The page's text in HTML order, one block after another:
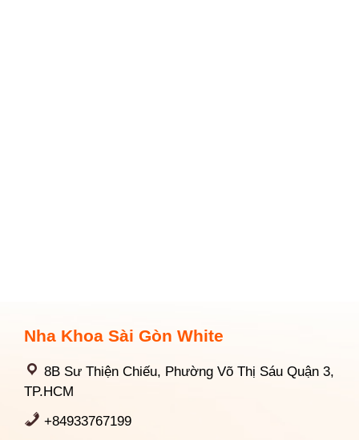
Nha Khoa Sài Gòn White
8B Sư Thiện Chiếu, Phường Võ Thị Sáu Quận 3,
TP.HCM
+84933767199